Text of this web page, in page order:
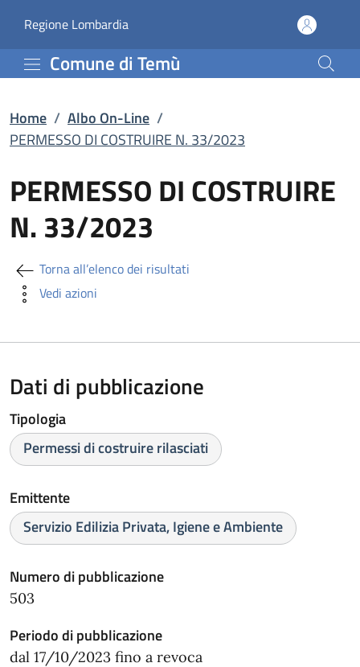
PERMESSO DI
Regione Lombardia(apre in un'altra scheda).
Comune di Temù
Home / Albo On-Line /
PERMESSO DI COSTRUIRE N. 33/2023
PERMESSO DI COSTRUIRE
N. 33/2023
Torna all’elenco dei risultati
Vedi azioni
Dati di pubblicazione
Tipologia
Permessi di costruire rilasciati
Emittente
Servizio Edilizia Privata, Igiene e Ambiente
Numero di pubblicazione
503
Periodo di pubblicazione
dal 17/10/2023 fino a revoca